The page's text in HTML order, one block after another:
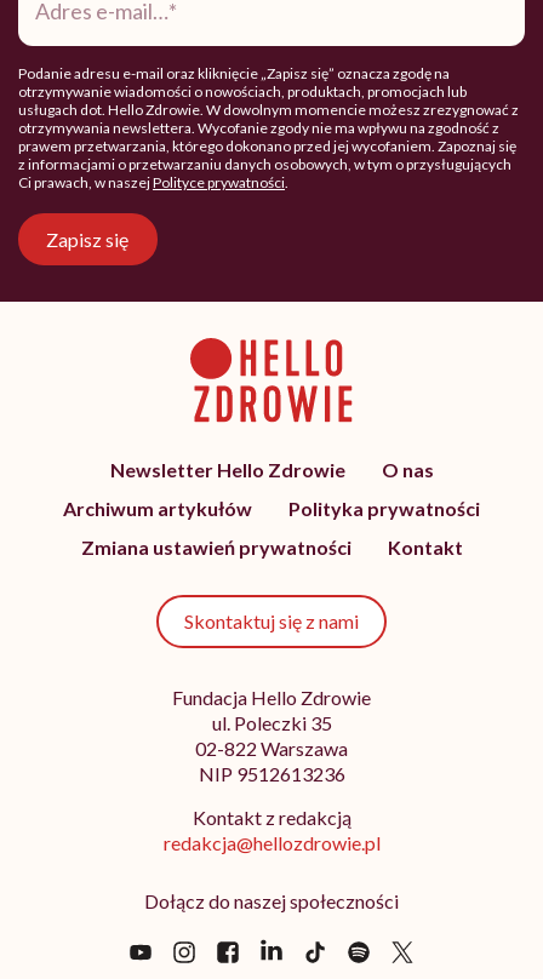
mail*
Podanie adresu e-mail oraz kliknięcie „Zapisz się” oznacza zgodę na
otrzymywanie wiadomości o nowościach, produktach, promocjach lub
usługach dot. Hello Zdrowie. W dowolnym momencie możesz zrezygnować z
otrzymywania newslettera. Wycofanie zgody nie ma wpływu na zgodność z
prawem przetwarzania, którego dokonano przed jej wycofaniem. Zapoznaj się
z informacjami o przetwarzaniu danych osobowych, w tym o przysługujących
Ci prawach, w naszejPolityce prywatności.
Zapisz się
Newsletter Hello Zdrowie
O nas
Archiwum artykułów
Polityka prywatności
Zmiana ustawień prywatności
Kontakt
Skontaktuj się z nami
Fundacja Hello Zdrowie
ul. Poleczki 35
02-822 Warszawa
NIP 9512613236
Kontakt z redakcją
redakcja@hellozdrowie.pl
Dołącz do naszej społeczności